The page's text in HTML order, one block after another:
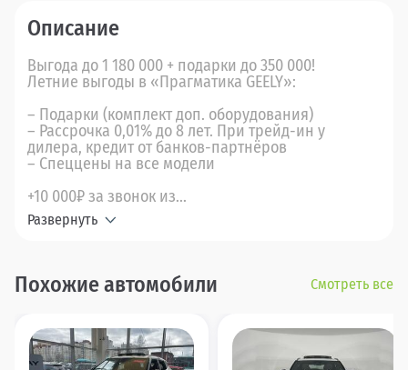
Описание
Выгода до 1 180 000 + подарки до 350 000!
Летние выгоды в «Прагматика GEELY»:
– Подарки (комплект доп. оборудования)
– Рассрочка 0,01% до 8 лет. При трейд-ин у
дилера, кредит от банков-партнёров
– Спеццены на все модели
+10 000₽ за звонок из...
Развернуть
Похожие автомобили Смотреть все